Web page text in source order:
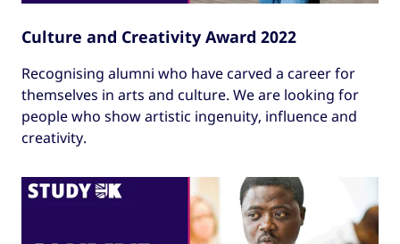
Culture and Creativity Award 2022
Recognising alumni who have carved a career for
themselves in arts and culture. We are looking for
people who show artistic ingenuity, influence and
creativity.